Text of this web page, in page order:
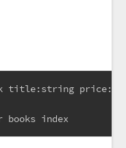
title:string
index